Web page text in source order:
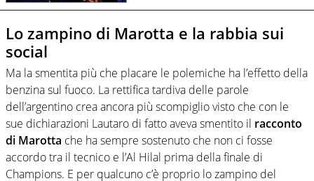
Lo zampino di Marotta e la rabbia sui
social
Ma la smentita più che placare le polemiche ha l’effetto della
benzina sul fuoco. La rettifica tardiva delle parole
dell’argentino crea ancora più scompiglio visto che con le
sue dichiarazioni Lautaro di fatto aveva smentito il racconto
di Marotta che ha sempre sostenuto che non ci fosse
accordo tra il tecnico e l’Al Hilal prima della finale di
Champions. E per qualcuno c’è proprio lo zampino del